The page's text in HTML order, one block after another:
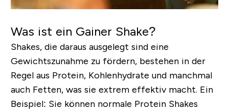
Was ist ein Gainer Shake?
Shakes, die daraus ausgelegt sind eine
Gewichtszunahme zu fördern, bestehen in der
Regel aus Protein, Kohlenhydrate und manchmal
auch Fetten, was sie extrem effektiv macht. Ein
Beispiel: Sie können normale Protein Shakes